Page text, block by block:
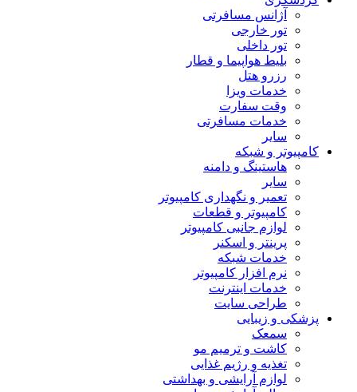
آژانس مسافرتی
تور خارجی
تور داخلی
بلیط هواپیما و قطار
رزرو هتل
خدمات ویزا
وقت سفارت
خدمات مسافرتی
سایر
کامپیوتر و شبکه
هاستینگ و دامنه
سایر
تعمیر و نگهداری کامپیوتر
کامپیوتر و قطعات
لوازم جانبی کامپیوتر
پرینتر و اسکنر
خدمات شبکه
نرم افزار کامپیوتر
خدمات اینترنت
طراحی سایت
پزشکی و زیبایی
سمعک
کاشت و ترمیم مو
تغذیه و رژیم غذایی
لوازم آرایشی و بهداشتی